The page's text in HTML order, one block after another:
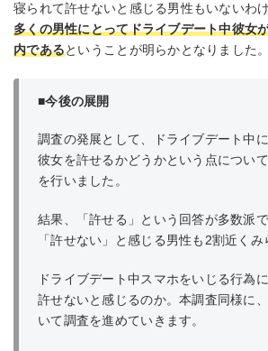
寝られて許せないと感じる男性もいないわ
多くの男性にとってドライブデート中彼女
内であるということが明らかとなりました。
■今後の展開
調査の発展として、ドライブデート中
彼女を許せるかどうかという点につい
を行いました。
結果、「許せる」という回答が多数派で
「許せない」と感じる男性も2割近くみ
ドライブデート中スマホをいじる行為
許せないと感じるのか。本調査同様に
いて調査を進めていきます。